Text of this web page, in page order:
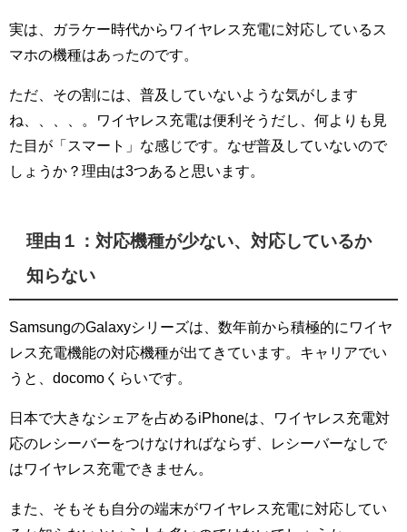
実は、ガラケー時代からワイヤレス充電に対応しているス
マホの機種はあったのです。
ただ、その割には、普及していないような気がします
ね、、、、。ワイヤレス充電は便利そうだし、何よりも見
た目が「スマート」な感じです。なぜ普及していないので
しょうか？理由は3つあると思います。
理由１：対応機種が少ない、対応しているか
知らない
SamsungのGalaxyシリーズは、数年前から積極的にワイヤ
レス充電機能の対応機種が出てきています。キャリアでい
うと、docomoくらいです。
日本で大きなシェアを占めるiPhoneは、ワイヤレス充電対
応のレシーバーをつけなければならず、レシーバーなしで
はワイヤレス充電できません。
また、そもそも自分の端末がワイヤレス充電に対応してい